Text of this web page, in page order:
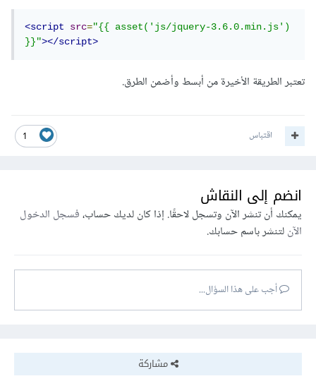
<script src="{{ asset('js/jquery-3.6.0.min.js')
}}"></script>
تعتبر الطريقة الأخيرة من أبسط وأضمن الطرق.
1 اقتباس
انضم إلى النقاش
يمكنك أن تنشر الآن وتسجل لاحقًا. إذا كان لديك حساب،فسجل الدخول
الآنلتنشر باسم حسابك.
أجب على هذا السؤال...
مشاركة